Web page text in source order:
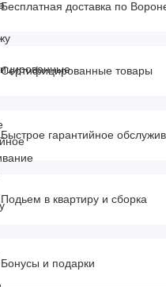
Бесплатная доставка по
Сертифицированные товары
Быстрое гарантийное
Подьем в квартиру и сборка
Бонусы и подарки